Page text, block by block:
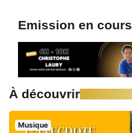
Emission en cours
À découvrir
Musique